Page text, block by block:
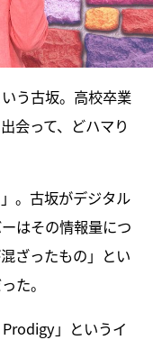
う古坂。高校卒業
会って、どハマり
。古坂がデジタル
はその情報量につ
ざったもの」とい
た。
」というイ